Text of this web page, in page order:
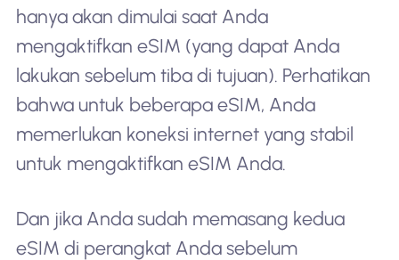
hanya akan dimulai saat Anda
mengaktifkan eSIM (yang dapat Anda
lakukan sebelum tiba di tujuan). Perhatikan
bahwa untuk beberapa eSIM, Anda
memerlukan koneksi internet yang stabil
untuk mengaktifkan eSIM Anda.
Dan jika Anda sudah memasang kedua
eSIM di perangkat Anda sebelum